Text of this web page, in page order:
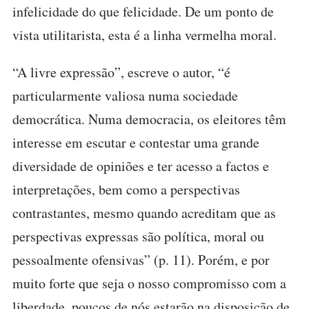
infelicidade do que felicidade. De um ponto de
vista utilitarista, esta é a linha vermelha moral.
“A livre expressão”, escreve o autor, “é
particularmente valiosa numa sociedade
democrática. Numa democracia, os eleitores têm
interesse em escutar e contestar uma grande
diversidade de opiniões e ter acesso a factos e
interpretações, bem como a perspectivas
contrastantes, mesmo quando acreditam que as
perspectivas expressas são política, moral ou
pessoalmente ofensivas” (p. 11). Porém, e por
muito forte que seja o nosso compromisso com a